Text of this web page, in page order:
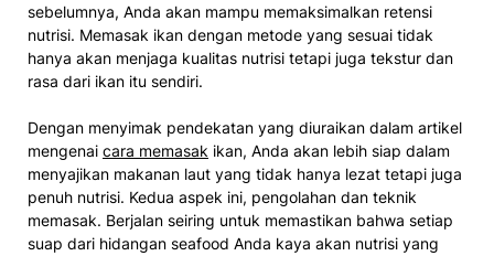
sebelumnya, Anda akan mampu memaksimalkan retensi
nutrisi. Memasak ikan dengan metode yang sesuai tidak
hanya akan menjaga kualitas nutrisi tetapi juga tekstur dan
rasa dari ikan itu sendiri.
Dengan menyimak pendekatan yang diuraikan dalam artikel
mengenai cara memasak ikan, Anda akan lebih siap dalam
menyajikan makanan laut yang tidak hanya lezat tetapi juga
penuh nutrisi. Kedua aspek ini, pengolahan dan teknik
memasak. Berjalan seiring untuk memastikan bahwa setiap
suap dari hidangan seafood Anda kaya akan nutrisi yang